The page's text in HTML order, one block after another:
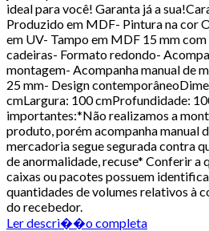
ideal para você! Garanta já a
Produzido em MDF- Pintura na cor
em UV- Tampo em MDF 15 mm
cadeiras- Formato redondo-
montagem- Acompanha manual de
25 mm- Design
cmLargura: 100 cmProfundidade:
importantes:*Não realizamos a
produto, porém acompanha manual
mercadoria segue segurada contra
de anormalidade, recuse* Conferir a
caixas ou pacotes possuem
quantidades de volumes relativos à
do recebedor.
Ler descri��o completa